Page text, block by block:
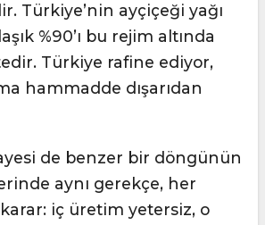
Türkiye’nin ayçiçeği yağı
%90’ı bu rejim altında
Türkiye rafine ediyor,
hammadde dışarıdan
de benzer bir döngünün
aynı gerekçe, her
iç üretim yetersiz, o